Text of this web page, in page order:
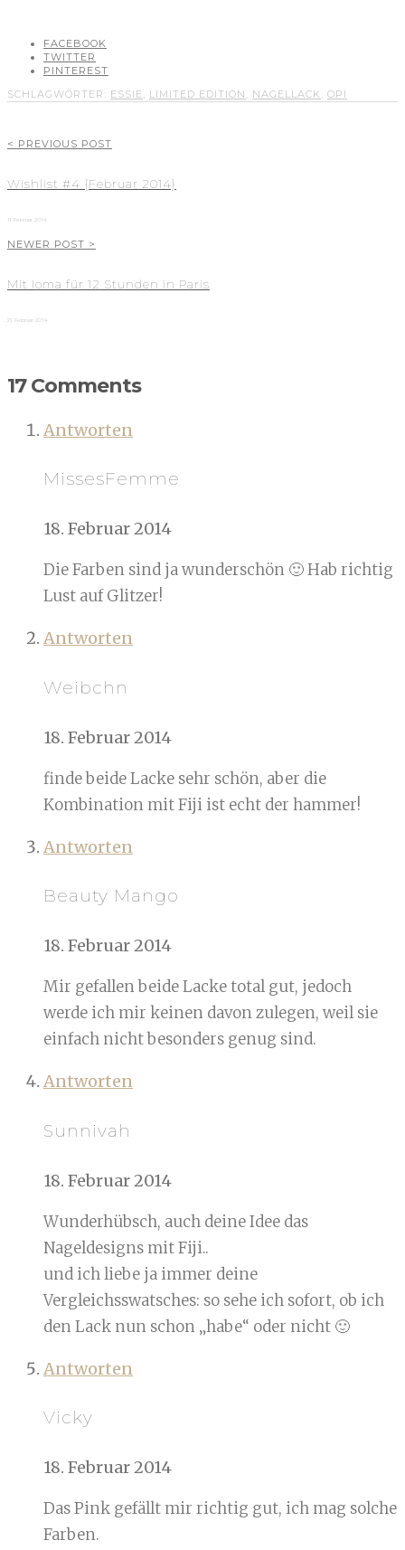
FACEBOOK
TWITTER
PINTEREST
SCHLAGWÖRTER: ESSIE, LIMITED EDITION , NAGELLACK , OPI
< PREVIOUS POST
Wishlist #4 {Februar 2014}
11. Februar 2014
NEWER POST >
Mit Ioma für 12 Stunden in Paris
21. Februar 2014
17 Comments
Antworten
MissesFemme
18. Februar 2014
Die Farben sind ja wunderschön 🙂 Hab richtig
Lust auf Glitzer!
Antworten
Weibchn
18. Februar 2014
finde beide Lacke sehr schön, aber die
Kombination mit Fiji ist echt der hammer!
Antworten
Beauty Mango
18. Februar 2014
Mir gefallen beide Lacke total gut, jedoch
werde ich mir keinen davon zulegen, weil sie
einfach nicht besonders genug sind.
Antworten
Sunnivah
18. Februar 2014
Wunderhübsch, auch deine Idee das
Nageldesigns mit Fiji..
und ich liebe ja immer deine
Vergleichsswatsches: so sehe ich sofort, ob ich
den Lack nun schon „habe“ oder nicht 🙂
Antworten
Vicky
18. Februar 2014
Das Pink gefällt mir richtig gut, ich mag solche
Farben.